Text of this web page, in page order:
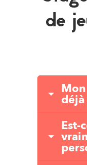
de
Est-